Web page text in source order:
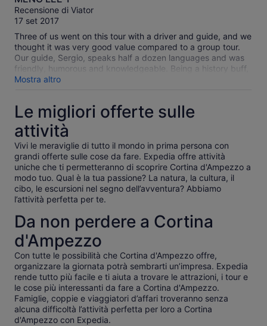
su
10
Recensione di Viator
17 set 2017
Three of us went on this tour with a driver and guide, and we
thought it was very good value compared to a group tour.
Our guide, Sergio, speaks half a dozen languages and was
friendly, humorous and knowledgeable. Being a history buff,
he sprinkled the tour with lots of historical details, political
Switzerland more than Italy. We even personalized our tour
with a lunch at a rustic mountaintop restaurant with
panoramic views of the Dolomites. Had a great time!
Mostra altro
Le migliori offerte sulle
attività
Vivi le meraviglie di tutto il mondo in prima persona con
grandi offerte sulle cose da fare. Expedia offre attività
uniche che ti permetteranno di scoprire Cortina d'Ampezzo a
modo tuo. Qual è la tua passione? La natura, la cultura, il
cibo, le escursioni nel segno dell’avventura? Abbiamo
l’attività perfetta per te.
Da non perdere a Cortina
d'Ampezzo
Con tutte le possibilità che Cortina d'Ampezzo offre,
organizzare la giornata potrà sembrarti un’impresa. Expedia
rende tutto più facile e ti aiuta a trovare le attrazioni, i tour e
le cose più interessanti da fare a Cortina d'Ampezzo.
Famiglie, coppie e viaggiatori d’affari troveranno senza
alcuna difficoltà l’attività perfetta per loro a Cortina
d'Ampezzo con Expedia.